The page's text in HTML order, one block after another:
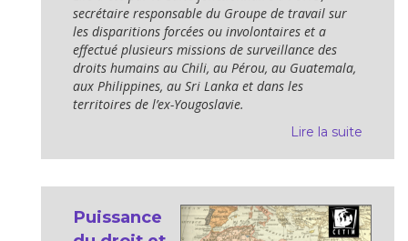
secrétaire responsable du Groupe de travail sur
les disparitions forcées ou involontaires et a
effectué plusieurs missions de surveillance des
droits humains au Chili, au Pérou, au Guatemala,
aux Philippines, au Sri Lanka et dans les
territoires de l’ex-Yougoslavie.
Lire la suite
Puissance